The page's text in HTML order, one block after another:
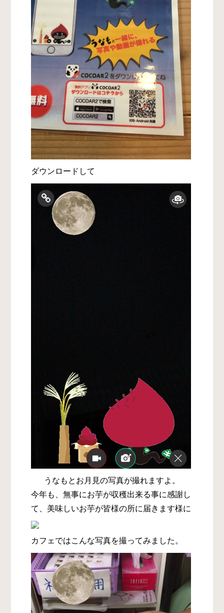
ダウンロードして
うなもとお月見の写真が撮れますよ。
今年も、無事にお芋が収穫出来る事に感謝し
て、美味しいお芋が皆様の所に届きます様に
カフェではこんな写真を撮ってみました。